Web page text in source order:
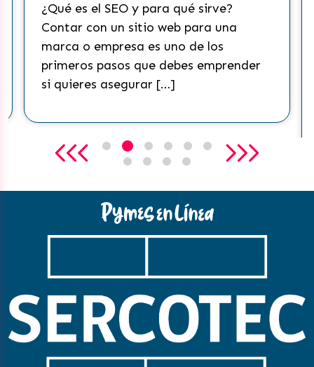
y para qué sirve?
un sitio web para una
es uno de los
que debes emprender
[…]
¿Qué es Tik
Actualmente,
redes sociales
que ha […]